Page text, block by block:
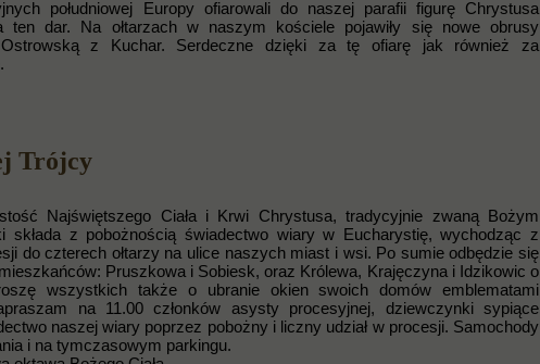
południowej Europy ofiarowali do naszej parafii figurę Chrystusa
ten dar. Na ołtarzach w naszym kościele pojawiły się nowe obrusy
Ostrowską z Kuchar. Serdeczne dzięki za tę ofiarę jak również za
Trójcy
Najświętszego Ciała i Krwi Chrystusa, tradycyjnie zwaną Bożym
składa z pobożnością świadectwo wiary w Eucharystię, wychodząc z
do czterech ołtarzy na ulice naszych miast i wsi. Po sumie odbędzie się
Pruszkowa i Sobiesk, oraz Królewa, Krajęczyna i Idzikowic o
wszystkich także o ubranie okien swoich domów emblematami
na 11.00 członków asysty procesyjnej, dziewczynki sypiące
naszej wiary poprzez pobożny i liczny udział w procesji. Samochody
i na tymczasowym parkingu.